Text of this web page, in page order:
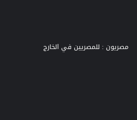
مصريون : للمصريين في الخارج